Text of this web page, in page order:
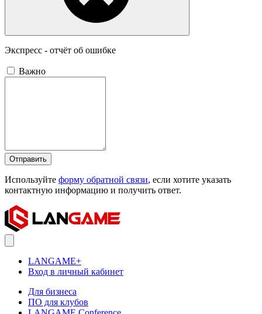
Экспресс - отчёт об ошибке
Важно
Отправить
Используйте форму обратной связи, если хотите указать
контактную информацию и получить ответ.
LANGAME+
Вход в личный кабинет
Для бизнеса
ПО для клубов